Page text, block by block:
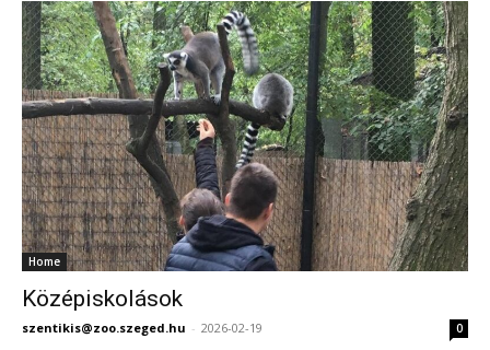
Home
Középiskolások
szentikis@zoo.szeged.hu - 2026-02-19 0